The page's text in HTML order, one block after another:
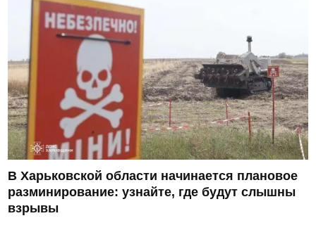
В Харьковской области начинается плановое
разминирование: узнайте, где будут слышны
взрывы